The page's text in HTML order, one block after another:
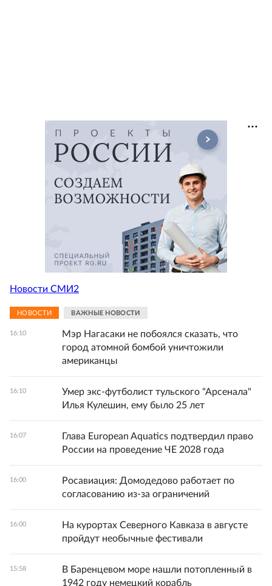
Новости СМИ2
НОВОСТИ ВАЖНЫЕ НОВОСТИ
16:10
Мэр Нагасаки не побоялся сказать, что
город атомной бомбой уничтожили
американцы
16:10
Умер экс-футболист тульского "Арсенала"
Илья Кулешин, ему было 25 лет
16:07
Глава European Aquatics подтвердил право
России на проведение ЧЕ 2028 года
16:00
Росавиация: Домодедово работает по
согласованию из-за ограничений
16:00
На курортах Северного Кавказа в августе
пройдут необычные фестивали
15:58
В Баренцевом море нашли потопленный в
1942 году немецкий корабль